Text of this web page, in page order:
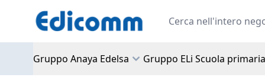
Search
Gruppo Anaya Edelsa Gruppo ELi Scuola primaria